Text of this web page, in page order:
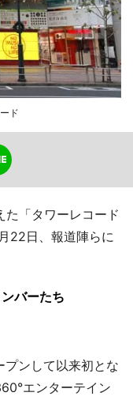
ド
「タワーレコード
22日、報道陣らに
バーたち
ンして以来初とな
エンターテイン